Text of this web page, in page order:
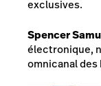
exclusives.
Spencer
électronique,
omnicanal